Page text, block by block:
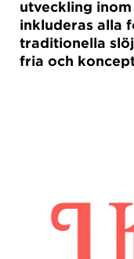
utveckling
inkluderas alla
traditionella
fria och